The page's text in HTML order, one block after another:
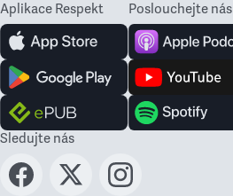
Aplikace Respekt Poslouchejte nás
Sledujte nás